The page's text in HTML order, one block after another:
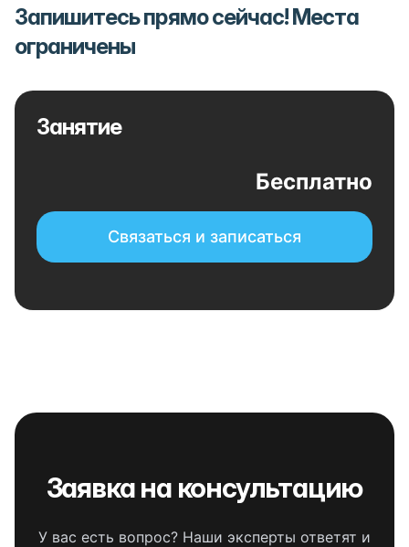
Запишитесь прямо сейчас! Места
ограничены
Занятие
Бесплатно
Связаться и записаться
Заявка на консультацию
У вас есть вопрос? Наши эксперты ответят и